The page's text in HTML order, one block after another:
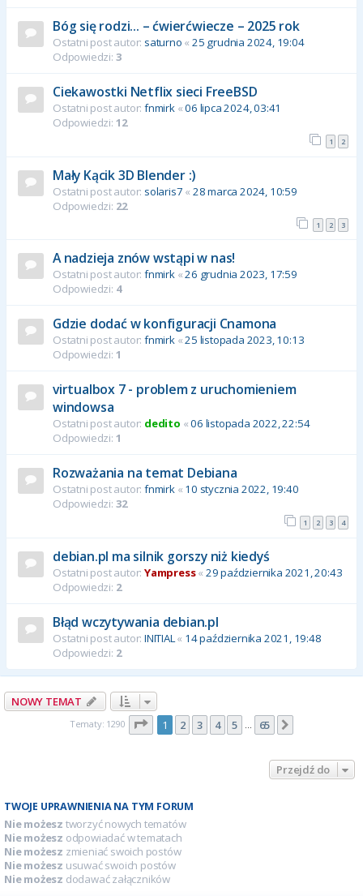
Bóg się rodzi... – ćwierćwiecze – 2025 rok
Ostatni post autor: saturno «25 grudnia 2024, 19:04
Odpowiedzi: 3
Ciekawostki Netflix sieci FreeBSD
Ostatni post autor: fnmirk«06 lipca 2024, 03:41
Odpowiedzi: 12
1 2
Mały Kącik 3D Blender :)
Ostatni post autor: solaris7 « 28 marca 2024, 10:59
Odpowiedzi: 22
1 2 3
A nadzieja znów wstąpi w nas!
Ostatni post autor: fnmirk«26 grudnia 2023, 17:59
Odpowiedzi: 4
Gdzie dodać w konfiguracji Cnamona
Ostatni post autor: fnmirk«25 listopada 2023, 10:13
Odpowiedzi: 1
virtualbox 7 - problem z uruchomieniem
windowsa
Ostatni post autor: dedito «06 listopada 2022, 22:54
Odpowiedzi: 1
Rozważania na temat Debiana
Ostatni post autor: fnmirk« 10 stycznia 2022, 19:40
Odpowiedzi: 32
1 2 3 4
debian.pl ma silnik gorszy niż kiedyś
Ostatni post autor: Yampress« 29 października 2021, 20:43
Odpowiedzi: 2
Błąd wczytywania debian.pl
Ostatni post autor: INITIAL« 14 października 2021, 19:48
Odpowiedzi: 2
NOWY TEMAT
Tematy: 1290 Strona1 z65
1 2 3 4 5 … 65
Przejdź do
TWOJE UPRAWNIENIA NA TYM FORUM
Nie możesz tworzyć nowych tematów
Nie możesz odpowiadać w tematach
Nie możesz zmieniać swoich postów
Nie możesz usuwać swoich postów
Nie możesz dodawać załączników